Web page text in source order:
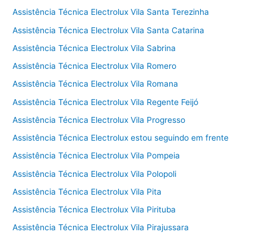
Assistência Técnica Electrolux Vila Santa Terezinha
Assistência Técnica Electrolux Vila Santa Catarina
Assistência Técnica Electrolux Vila Sabrina
Assistência Técnica Electrolux Vila Romero
Assistência Técnica Electrolux Vila Romana
Assistência Técnica Electrolux Vila Regente Feijó
Assistência Técnica Electrolux Vila Progresso
Assistência Técnica Electrolux estou seguindo em frente
Assistência Técnica Electrolux Vila Pompeia
Assistência Técnica Electrolux Vila Polopoli
Assistência Técnica Electrolux Vila Pita
Assistência Técnica Electrolux Vila Pirituba
Assistência Técnica Electrolux Vila Pirajussara